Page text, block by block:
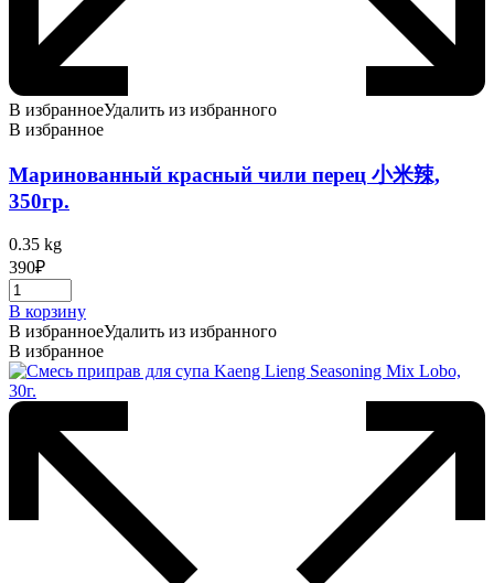
В избранноеУдалить из избранного
В избранное
Маринованный красный чили перец 小米辣,
350гр.
0.35 kg
390₽
В корзину
В избранноеУдалить из избранного
В избранное